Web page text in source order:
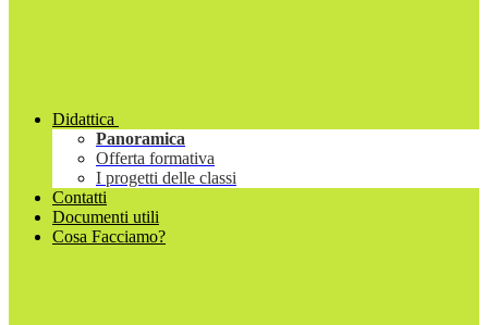
Didattica
Panoramica
Offerta formativa
I progetti delle classi
Contatti
Documenti utili
Cosa Facciamo?